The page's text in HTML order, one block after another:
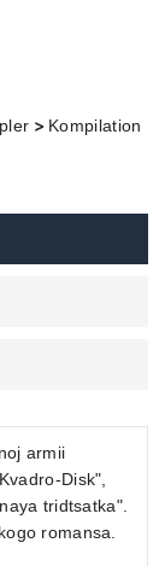
> Kompilation
armii
Disk",
tridtsatka".
romansa.